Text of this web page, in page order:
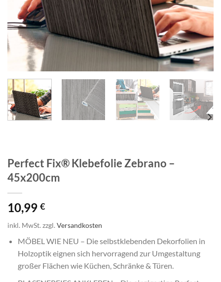
Perfect Fix® Klebefolie Zebrano –
45x200cm
10,99 €
inkl. MwSt. zzgl. Versandkosten
MÖBEL WIE NEU – Die selbstklebenden Dekorfolien in
Holzoptik eignen sich hervorragend zur Umgestaltung
großer Flächen wie Küchen, Schränke & Türen.